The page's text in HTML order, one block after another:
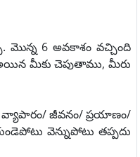
మొన్న 6 అవకాశం వచ్చింది
మీకు చెపుతాము, మీరు
వ్యాపారం/ జీవనం/ ప్రయాణం/
వెన్నుపోటు తప్పదు